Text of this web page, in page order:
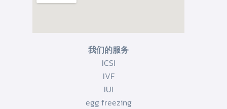
我们的服务
ICSI
IVF
IUI
egg freezing